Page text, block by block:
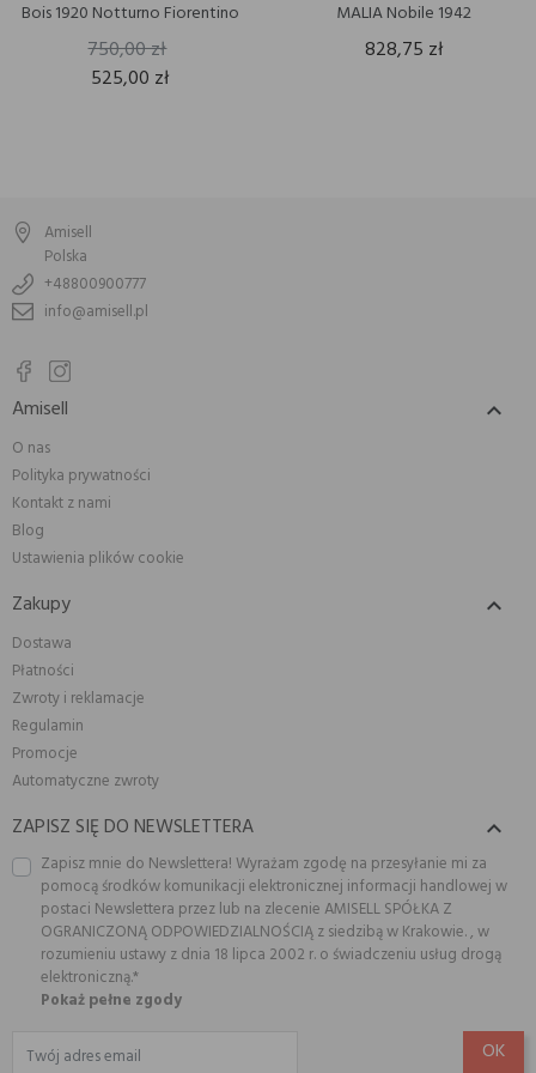
Bois 1920 Notturno Fiorentino
750,00 zł
525,00 zł
MALIA Nobile 1942
828,75 zł
Amisell
Polska
+48800900777
info@amisell.pl
Amisell 
O nas
Polityka prywatności
Kontakt z nami
Blog
Ustawienia plików cookie
Zakupy 
Dostawa
Płatności
Zwroty i reklamacje
Regulamin
Promocje
Automatyczne zwroty
ZAPISZ SIĘ DO NEWSLETTERA 
Zapisz mnie do Newslettera! Wyrażam zgodę na przesyłanie mi za
pomocą środków komunikacji elektronicznej informacji handlowej w
postaci Newslettera przez lub na zlecenie AMISELL SPÓŁKA Z
OGRANICZONĄ ODPOWIEDZIALNOŚCIĄ z siedzibą w Krakowie. , w
rozumieniu ustawy z dnia 18 lipca 2002 r. o świadczeniu usług drogą
elektroniczną.*
Pokaż pełne zgody